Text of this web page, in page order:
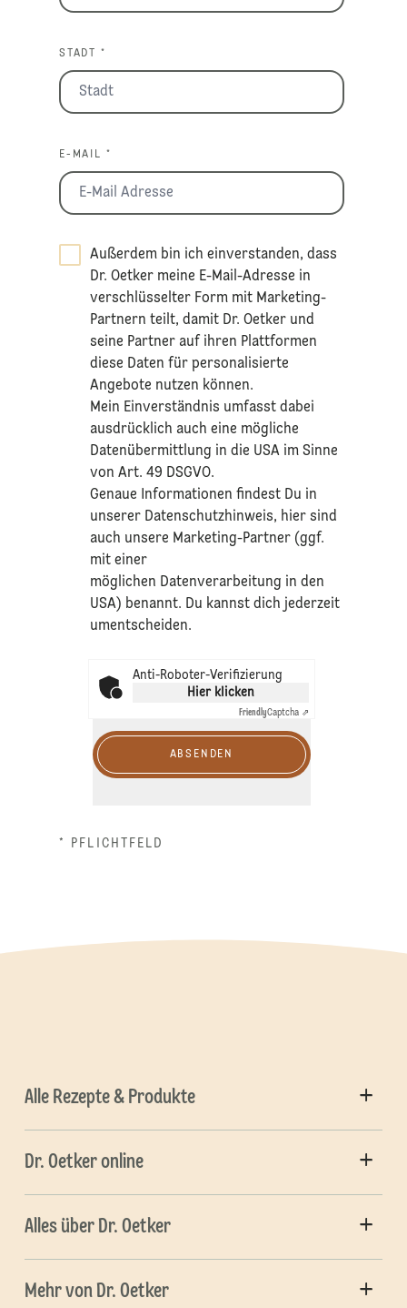
STADT *
E-MAIL *
Außerdem bin ich einverstanden, dass
Dr. Oetker meine E-Mail-Adresse in
verschlüsselter Form mit Marketing-
Partnern teilt, damit Dr. Oetker und
seine Partner auf ihren Plattformen
diese Daten für personalisierte
Angebote nutzen können.
Mein Einverständnis umfasst dabei
ausdrücklich auch eine mögliche
Datenübermittlung in die USA im Sinne
von Art. 49 DSGVO.​
​Genaue Informationen findest Du in
unserer Datenschutzhinweis, hier sind
auch unsere Marketing-Partner (ggf.
mit einer
möglichen Datenverarbeitung in den
USA) benannt. Du kannst dich jederzeit
umentscheiden.
Anti-Roboter-Verifizierung
Hier klicken
FriendlyCaptcha ⇗
ABSENDEN
* PFLICHTFELD
Alle Rezepte & Produkte
Dr. Oetker online
Alles über Dr. Oetker
Mehr von Dr. Oetker